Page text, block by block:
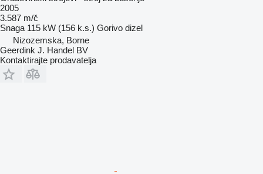
2005
3.587 m/č
Snaga 115 kW (156 k.s.) Gorivo dizel
Nizozemska, Borne
Geerdink J. Handel BV
Kontaktirajte prodavatelja